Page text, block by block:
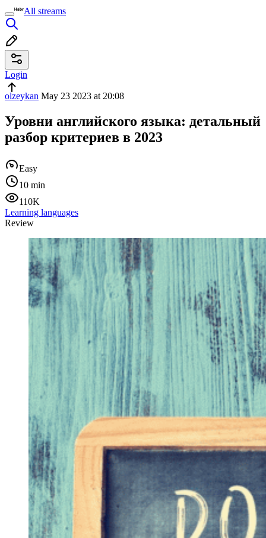
All streams
Login
olzeykan May 23 2023 at 20:08
Уровни английского языка: детальный
разбор критериев в 2023
Easy
10 min
110K
Learning languages
Review